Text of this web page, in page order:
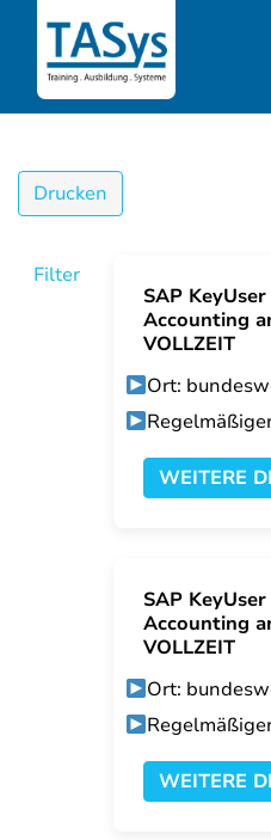
Drucken
Filter
SAP
Accounting
VOLLZEIT
Ort:
WEITERE
SAP
Accounting
VOLLZEIT
Ort:
WEITERE